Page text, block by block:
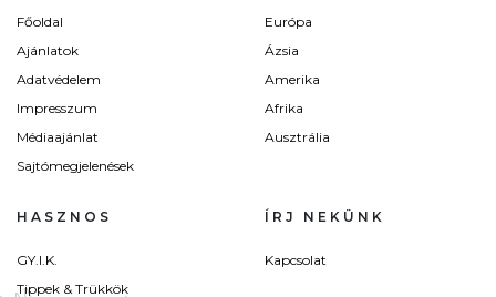
Főoldal
Ajánlatok
Adatvédelem
Impresszum
Médiaajánlat
Sajtómegjelenések
Európa
Ázsia
Amerika
Afrika
Ausztrália
HASZNOS
GY.I.K.
Tippek & Trükkök
ÍRJ NEKÜNK
Kapcsolat